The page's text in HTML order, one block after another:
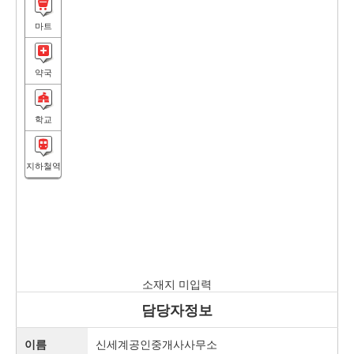
마트
약국
학교
지하철역
소재지 미입력
담당자정보
이름 신세계공인중개사사무소